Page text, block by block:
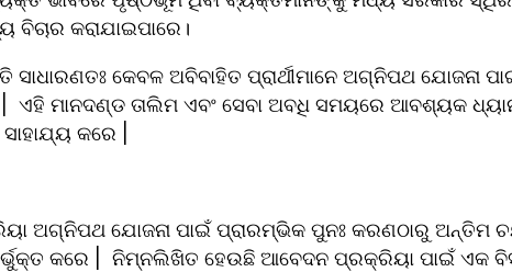
କରାଯାଇପାରେ।
ସାଧାରଣତଃ କେବଳ ଅବିବାହିତ ପ୍ରାର୍ଥୀମାନେ ଅଗ୍ନିପଥ ଯୋଜନା
ଏହି ମାନଦଣ୍ଡ ତାଲିମ ଏବଂ ସେବା ଅବଧି ସମୟରେ ଆବଶ୍ୟକ
କରେ |
ଅଗ୍ନିପଥ ଯୋଜନା ପାଇଁ ପ୍ରାରମ୍ଭିକ ପୁନଃ କରଣଠାରୁ ଅନ୍ତିମ
କରେ |  ନିମ୍ନଲିଖିତ ହେଉଛି ଆବେଦନ ପ୍ରକ୍ରିୟା ପାଇଁ ଏକ